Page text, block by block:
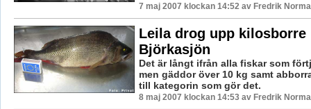
7 maj 2007 klockan 14:52 av Fredrik
Leila drog upp kilosborre
Björkasjön
Det är långt ifrån alla fiskar som
men gäddor över 10 kg samt
till kategorin som gör det.
8 maj 2007 klockan 14:53 av Fredrik